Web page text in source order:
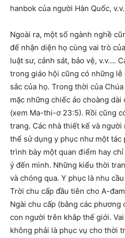
hanbok của người Hàn Quốc,
Ngoài ra, một số ngành nghề
để nhận diện họ cùng vai trò
luật sư, cảnh sát, bảo vệ, v.v….
trong giáo hội cũng có những
sắc của họ. Trong thời của
mặc những chiếc áo choàng dài
(xem Ma-thi-ơ 23:5). Rồi cũng
trang. Các nhà thiết kế và
thể sử dụng y phục như một tác
trình bày một quan điểm hay
ý đến mình. Những kiểu thời
và chóng qua. Y phục là nhu
Trời chu cấp đầu tiên cho A-
Ngài chu cấp (bằng các phương
con người trên khắp thế giới.
không phải là phục vụ cho thời